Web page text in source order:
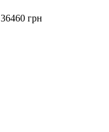
36460 грн